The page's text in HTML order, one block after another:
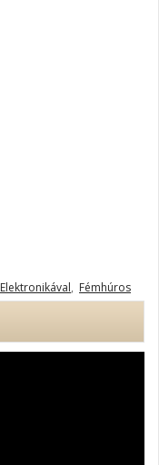
Elektronikával, Fémhúros